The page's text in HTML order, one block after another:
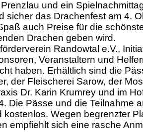
und ein
sicher das Drachenfest am 4.
auch Preise für die
Drachen geben wird.
Randowtal e.V.,
Veranstaltern und
haben. Erhältlich sind die
der Fleischerei Sarow, der
Dr. Karin Krumrey und im
Die Pässe und die Teilnahme
kostenlos. Wegen begrenzter
empfiehlt sich eine rasche